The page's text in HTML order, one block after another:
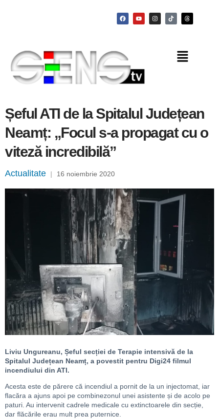
Șeful ATI de la Spitalul Județean
Neamț: „Focul s-a propagat cu o
viteză incredibilă”
Actualitate | 16 noiembrie 2020
Liviu Ungureanu, Șeful secției de Terapie intensivă de la
Spitalul Județean Neamț, a povestit pentru Digi24 filmul
incendiului din ATI.
Acesta este de părere că incendiul a pornit de la un injectomat, iar
flacăra a ajuns apoi pe combinezonul unei asistente și de acolo pe
paturi. Au intervenit cadrele medicale cu extinctoarele din secție,
dar flăcările erau mult prea puternice.